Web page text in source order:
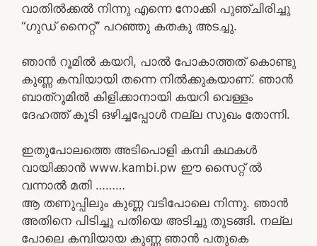
വാതിൽക്കൽ നിന്നു എന്നെ നോക്കി പുഞ്ചിരിച്ചു
“ഗുഡ് നൈറ്റ്‌” പറഞ്ഞു കതകു അടച്ചു.
ഞാൻ റൂമിൽ കയറി, പാൽ പോകാത്തത് കൊണ്ടു
കുണ്ണ കമ്പിയായി തന്നെ നിൽക്കുകയാണ്. ഞാൻ
ബാത്‌റൂമിൽ കിളിക്കാനായി കയറി വെള്ളം
ദേഹത്ത് കൂടി ഒഴിച്ചപ്പോൾ നല്ല സുഖം തോന്നി.
ഇതുപോലത്തെ അടിപൊളി കമ്പി കഥകൾ
വായിക്കാൻ www.kambi.pw ഈ സൈറ്റ് ൽ
വന്നാൽ മതി ………
ആ തണുപ്പിലും കുണ്ണ വടിപോലെ നിന്നു. ഞാൻ
അതിനെ പിടിച്ചു പതിയെ അടിച്ചു തുടങ്ങി. നല്ല
പോലെ കമ്പിയായ കുണ്ണ ഞാൻ പതുകെ